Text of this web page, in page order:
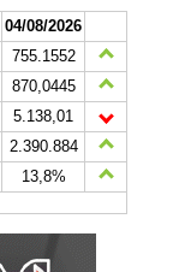
04/08/2026
755.1552
870,0445
5.138,01
2.390.884
13,8%